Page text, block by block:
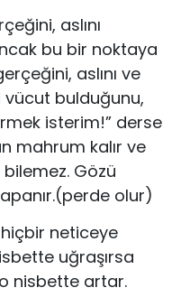
aslını
bu bir noktaya
aslını ve
vücut bulduğunu,
isterim!” derse
mahrum kalır ve
Gözü
olur)
hiçbir neticeye
uğraşırsa
o nisbette artar.